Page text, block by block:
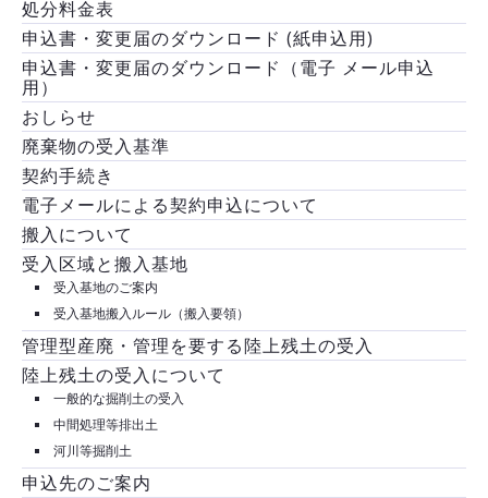
処分料金表
申込書・変更届のダウンロード (紙申込用)
申込書・変更届のダウンロード（電子 メール申込
用）
おしらせ
廃棄物の受入基準
契約手続き
電子メールによる契約申込について
搬入について
受入区域と搬入基地
受入基地のご案内
受入基地搬入ルール（搬入要領）
管理型産廃・管理を要する陸上残土の受入
陸上残土の受入について
一般的な掘削土の受入
中間処理等排出土
河川等掘削土
申込先のご案内